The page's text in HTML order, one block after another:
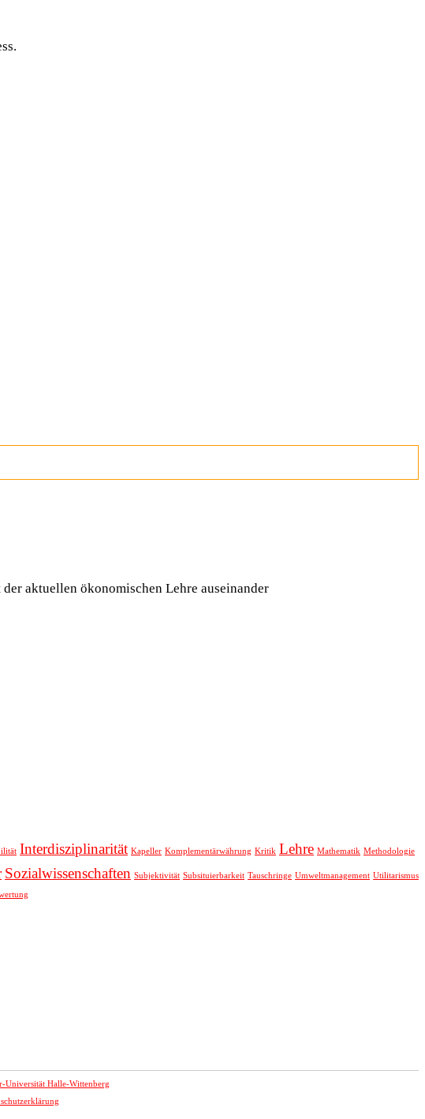
aktuellen ökonomischen Lehre auseinander
Interdisziplinarität Kapeller Komplementärwährung Kritik Lehre Mathematik Methodologie
Sozialwissenschaften Subjektivität Subsituierbarkeit Tauschringe Umweltmanagement Utilitarismus
Universität Halle-Wittenberg